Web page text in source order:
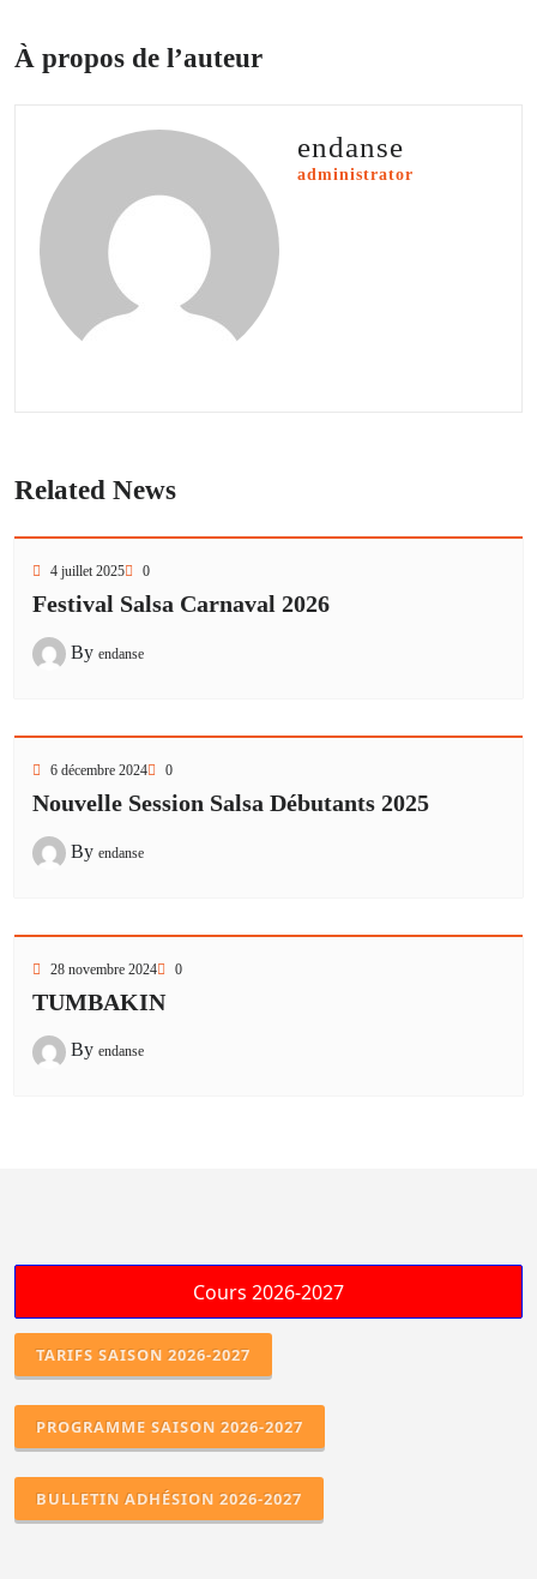
À propos de l’auteur
endanse
administrator
Related News
4 juillet 2025 0
Festival Salsa Carnaval 2026
By endanse
6 décembre 2024 0
Nouvelle Session Salsa Débutants 2025
By endanse
28 novembre 2024 0
TUMBAKIN
By endanse
TARIFS SAISON 2026-2027
PROGRAMME SAISON 2026-2027
BULLETIN ADHÉSION 2026-2027